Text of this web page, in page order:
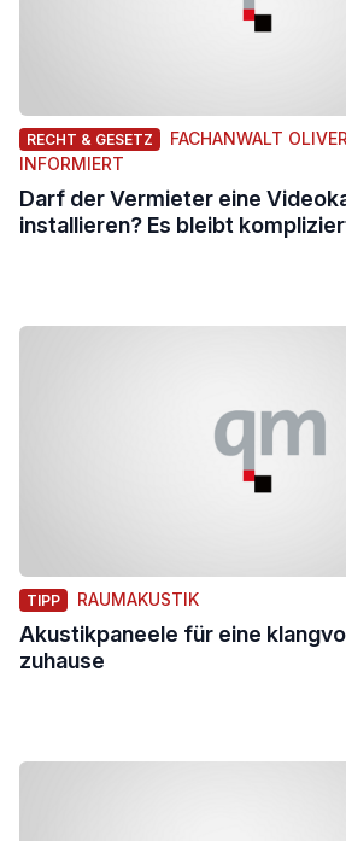
RECHT & GESETZ
FACHANWALT
INFORMIERT
Darf der Vermieter eine
installieren? Es bleibt
TIPP RAUMAKUSTIK
Akustikpaneele für eine
zuhause